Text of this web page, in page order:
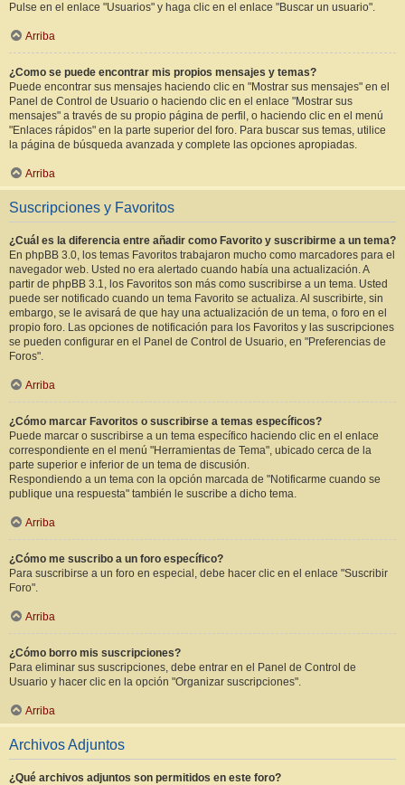
Pulse en el enlace "Usuarios" y haga clic en el enlace "Buscar un usuario".
Arriba
¿Como se puede encontrar mis propios mensajes y temas?
Puede encontrar sus mensajes haciendo clic en "Mostrar sus mensajes" en el
Panel de Control de Usuario o haciendo clic en el enlace "Mostrar sus
mensajes" a través de su propio página de perfil, o haciendo clic en el menú
"Enlaces rápidos" en la parte superior del foro. Para buscar sus temas, utilice
la página de búsqueda avanzada y complete las opciones apropiadas.
Arriba
Suscripciones y Favoritos
¿Cuál es la diferencia entre añadir como Favorito y suscribirme a un tema?
En phpBB 3.0, los temas Favoritos trabajaron mucho como marcadores para el
navegador web. Usted no era alertado cuando había una actualización. A
partir de phpBB 3.1, los Favoritos son más como suscribirse a un tema. Usted
puede ser notificado cuando un tema Favorito se actualiza. Al suscribirte, sin
embargo, se le avisará de que hay una actualización de un tema, o foro en el
propio foro. Las opciones de notificación para los Favoritos y las suscripciones
se pueden configurar en el Panel de Control de Usuario, en "Preferencias de
Foros".
Arriba
¿Cómo marcar Favoritos o suscribirse a temas específicos?
Puede marcar o suscribirse a un tema específico haciendo clic en el enlace
correspondiente en el menú "Herramientas de Tema", ubicado cerca de la
parte superior e inferior de un tema de discusión.
Respondiendo a un tema con la opción marcada de "Notificarme cuando se
publique una respuesta" también le suscribe a dicho tema.
Arriba
¿Cómo me suscribo a un foro específico?
Para suscribirse a un foro en especial, debe hacer clic en el enlace "Suscribir
Foro".
Arriba
¿Cómo borro mis suscripciones?
Para eliminar sus suscripciones, debe entrar en el Panel de Control de
Usuario y hacer clic en la opción "Organizar suscripciones".
Arriba
Archivos Adjuntos
¿Qué archivos adjuntos son permitidos en este foro?